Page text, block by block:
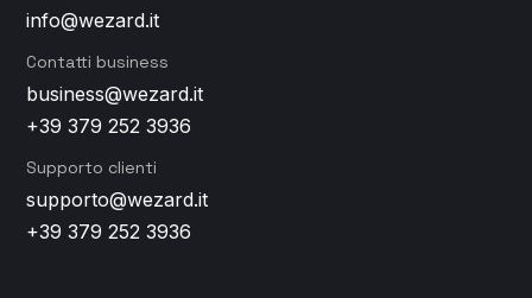
info@wezard.it
Contatti business
business@wezard.it
+39 379 252 3936
Supporto clienti
supporto@wezard.it
+39 379 252 3936